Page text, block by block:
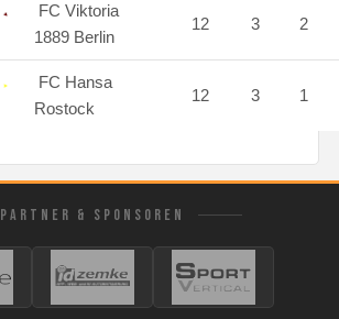
FC Viktoria
1889 Berlin
12 3 2
FC Hansa
Rostock
12 3 1
PARTNER & SPONSOREN